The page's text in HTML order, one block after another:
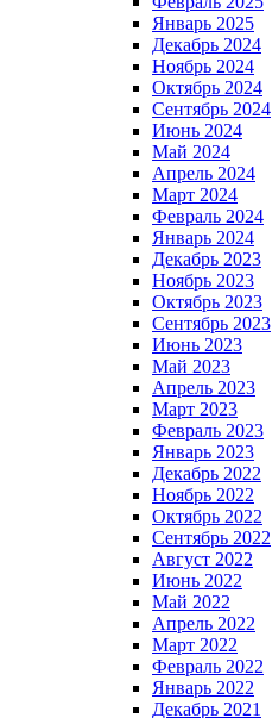
Январь 2025
Декабрь 2024
Ноябрь 2024
Октябрь 2024
Сентябрь 2024
Июнь 2024
Май 2024
Апрель 2024
Март 2024
Февраль 2024
Январь 2024
Декабрь 2023
Ноябрь 2023
Октябрь 2023
Сентябрь 2023
Июнь 2023
Май 2023
Апрель 2023
Март 2023
Февраль 2023
Январь 2023
Декабрь 2022
Ноябрь 2022
Октябрь 2022
Сентябрь 2022
Август 2022
Июнь 2022
Май 2022
Апрель 2022
Март 2022
Февраль 2022
Январь 2022
Декабрь 2021